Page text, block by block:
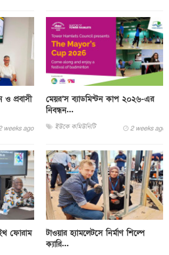
ও প্রবাসী
weeks ago
মেয়র’স ব্যাডমিন্টন কাপ ২০২৬-এর
নিবন্ধন...
ইউকে কমিউনিটি 2 weeks ago
ফোরাম
টাওয়ার হ্যামলেটসে নির্মাণ শিল্পে
ক্যারি...